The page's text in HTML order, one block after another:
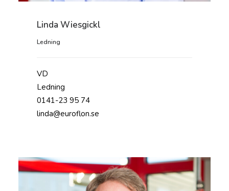
Linda Wiesgickl
Ledning
VD
Ledning
0141-23 95 74
linda@euroflon.se